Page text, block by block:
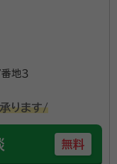
地３
ります/
無料